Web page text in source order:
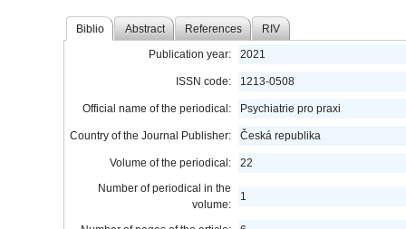
Biblio Abstract References RIV
Publication year: 2021
ISSN code: 1213-0508
Official name of the periodical: Psychiatrie pro praxi
Country of the Journal Publisher: Česká republika
Volume of the periodical:
22
Number of periodical in the
volume:
1